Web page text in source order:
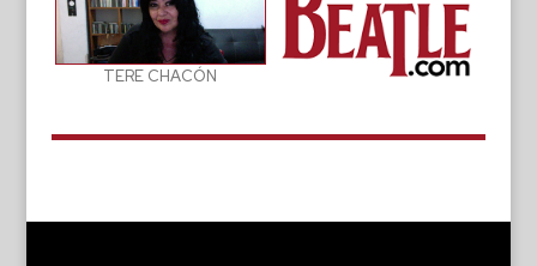
TERE CHACÓN